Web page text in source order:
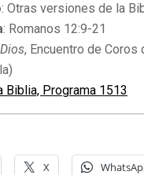
: Otras versiones de la
: Romanos 12:9-21
, Encuentro de Coros
Biblia, Programa 1513
X